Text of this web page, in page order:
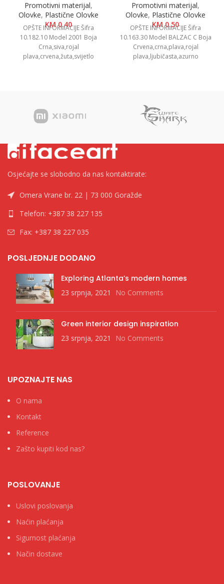
Promotivni materijal,
Olovke, Plastične Olovke
KM0.40
OPŠTE INFORMACIJE Šifra
10.182.10 Model 2001 Boja
Crna,siva,rojal
plava,crvena,žuta,svijetlo
Promotivni materijal,
Olovke, Plastične Olovke
KM0.50
OPŠTE INFORMACIJE Šifra
10.163.30 Model BALZAC C Boja
Crvena,crna,plava,rojal
plava,ljubičasta,azurno
Osjećajte se slobodno da nas kontaktirate:
Omera Vrane br. 22 | 73 000 Goražde
Telefon: +387 38 227 135
Fax: +387 38 227 035
POSLJEDNJE DODANO
Exploring Atlanta’s modern homes
23 srpnja, 2021 No Comments
Green interior design inspiration
23 srpnja, 2021 No Comments
UPOZNAJTE NAS
O nama
Kontakt
Reference
Zašto kupiti kod nas?
POSLOVANJE
Uslovi poslovanja
Naćin plaćanja
Sigurnost plaćanja
Način dostave